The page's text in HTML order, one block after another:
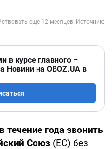
в курсе главного –
Новини на OBOZ.UA в
в течение года звонить
Союз (ЕС) без